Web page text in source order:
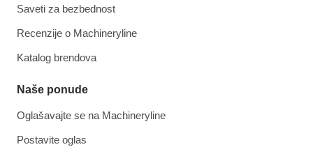
Saveti za bezbednost
Recenzije o Machineryline
Katalog brendova
Naše ponude
Oglašavajte se na Machineryline
Postavite oglas